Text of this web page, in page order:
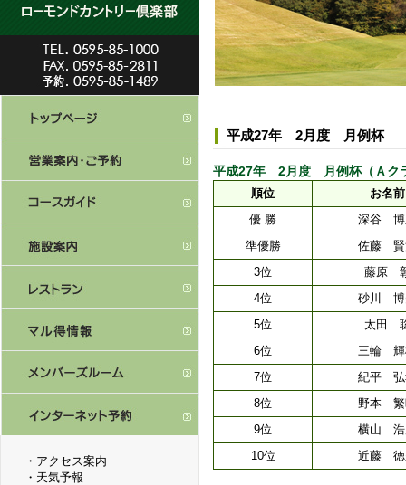
・ アクセス案内
・ 天気予報
平成27年 2月度 月例杯
平成27年 2月度 月例杯（Ａク
順位
お名前
優 勝
深谷 博
準優勝
佐藤 賢
3位
藤原
4位
砂川 博
5位
太田
6位
三輪 輝
7位
紀平 弘
8位
野本 繁
9位
横山 浩
10位
近藤 徳